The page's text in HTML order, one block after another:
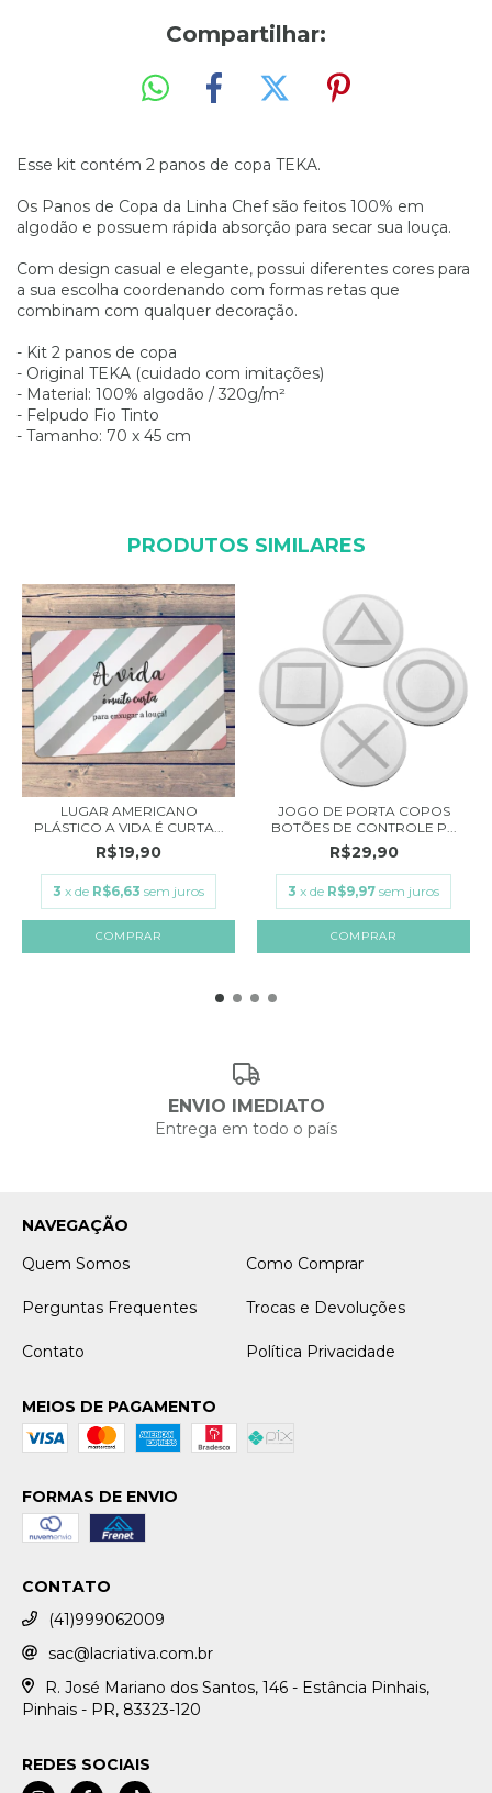
Compartilhar:
Esse kit contém 2 panos de copa TEKA.
Os Panos de Copa da Linha Chef são feitos 100% em
algodão e possuem rápida absorção para secar sua louça.
Com design casual e elegante, possui diferentes cores para
a sua escolha coordenando com formas retas que
combinam com qualquer decoração.
- Kit 2 panos de copa
- Original TEKA (cuidado com imitações)
- Material: 100% algodão / 320g/m²
- Felpudo Fio Tinto
- Tamanho: 70 x 45 cm
PRODUTOS SIMILARES
LUGAR AMERICANO
PLÁSTICO A VIDA É CURTA...
R$19,90
3 x de R$6,63 sem juros
JOGO DE PORTA COPOS
BOTÕES DE CONTROLE P...
R$29,90
3 x de R$9,97 sem juros
ENVIO IMEDIATO
Entrega em todo o país
NAVEGAÇÃO
Quem Somos
Como Comprar
Perguntas Frequentes Trocas e Devoluções
Contato Política Privacidade
MEIOS DE PAGAMENTO
FORMAS DE ENVIO
CONTATO
(41)999062009
sac@lacriativa.com.br
R. José Mariano dos Santos, 146 - Estância Pinhais,
Pinhais - PR, 83323-120
REDES SOCIAIS